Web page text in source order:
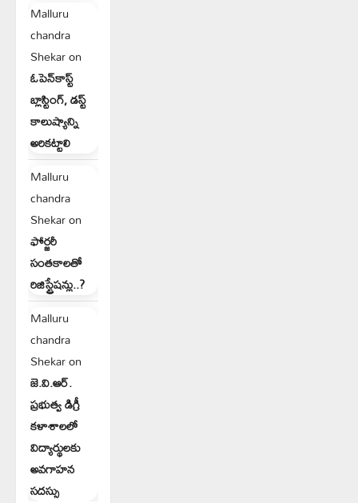
Malluru
chandra
Shekaron
ఓపెన్‌కాస్ట్
బ్లాస్టింగ్, డస్ట్
కాలుష్యాన్ని
అరికట్టాలి
Malluru
chandra
Shekaron
ఫోర్జరీ
సంతకాలతో
రిజిస్ట్రేషన్లు..?
Malluru
chandra
Shekaron
జె.వి.ఆర్.
ప్రభుత్వ డిగ్రీ
కళాశాలలో
విద్యార్థులకు
అవగాహన
సదస్సు